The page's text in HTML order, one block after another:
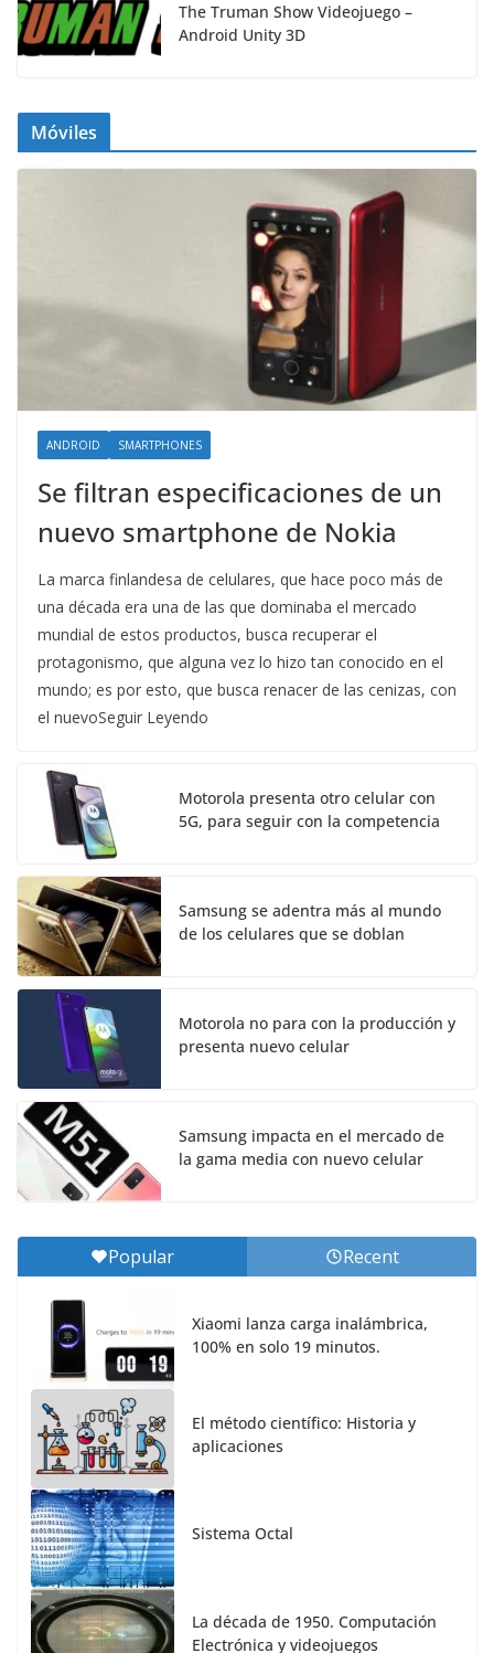
The Truman Show Videojuego –
Android Unity 3D
Móviles
ANDROID SMARTPHONES
Se filtran especificaciones de un
nuevo smartphone de Nokia
La marca finlandesa de celulares, que hace poco más de
una década era una de las que dominaba el mercado
mundial de estos productos, busca recuperar el
protagonismo, que alguna vez lo hizo tan conocido en el
mundo; es por esto, que busca renacer de las cenizas, con
el nuevoSeguir Leyendo
Motorola presenta otro celular con
5G, para seguir con la competencia
Samsung se adentra más al mundo
de los celulares que se doblan
Motorola no para con la producción y
presenta nuevo celular
Samsung impacta en el mercado de
la gama media con nuevo celular
Popular Recent
Xiaomi lanza carga inalámbrica,
100% en solo 19 minutos.
El método científico: Historia y
aplicaciones
Sistema Octal
La década de 1950. Computación
Electrónica y videojuegos